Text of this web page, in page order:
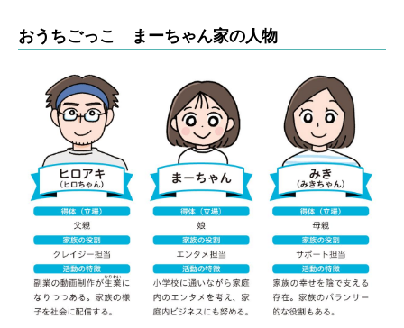
おうちごっこ まーちゃん家の人物